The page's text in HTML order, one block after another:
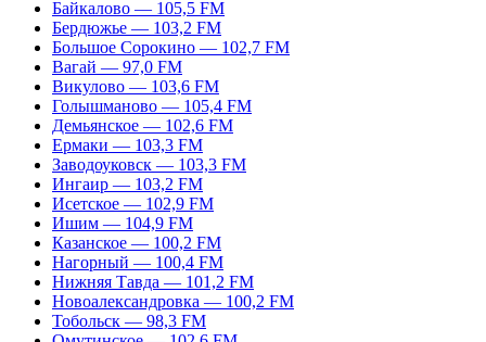
Байкалово — 105,5 FM
Бердюжье — 103,2 FM
Большое Сорокино — 102,7 FM
Вагай — 97,0 FM
Викулово — 103,6 FM
Голышманово — 105,4 FM
Демьянское — 102,6 FM
Ермаки — 103,3 FM
Заводоуковск — 103,3 FM
Ингаир — 103,2 FM
Исетское — 102,9 FM
Ишим — 104,9 FM
Казанское — 100,2 FM
Нагорный — 100,4 FM
Нижняя Тавда — 101,2 FM
Новоалександровка — 100,2 FM
Тобольск — 98,3 FM